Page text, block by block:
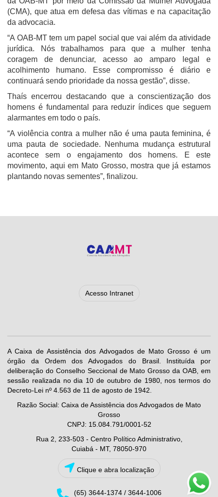
(CMA), que atua em defesa das vítimas e na capacitação
da advocacia.
“A OAB-MT tem um papel social que vai além da atividade
jurídica. Nós trabalhamos para que a mulher tenha
coragem de denunciar, acesso ao amparo legal e
acolhimento humano. Esse compromisso é diário e
continuará sendo prioridade da nossa gestão”, disse.
Thaís encerrou destacando que a conscientização dos
homens é fundamental para reduzir índices que seguem
alarmantes em todo o país.
“A violência contra a mulher não é uma pauta feminina, é
uma pauta de sociedade. Nenhuma mudança estrutural
acontece sem o engajamento dos homens. E este
movimento, aqui em Mato Grosso, mostra que já estamos
plantando novas sementes”, finalizou.
Acesso Intranet
A Caixa de Assistência dos Advogados de Mato Grosso é um
órgão da Ordem dos Advogados do Brasil. Instituída por
deliberação do Conselho Seccional de Mato Grosso da OAB, em
sessão realizada no dia 10 de outubro de 1980, nos termos do
Decreto-Lei nº 4.563 de 11 de agosto de 1942.
Razão Social: Caixa de Assistência dos Advogados de Mato
Grosso
CNPJ: 15.084.791/0001-52
Rua 2, 233-503 - Centro Político Administrativo,
Cuiabá - MT, 78050-970
Clique e abra localização
(65) 3644-1374 / 3644-1006